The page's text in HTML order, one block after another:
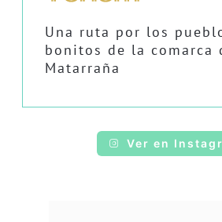
Una ruta por los
bonitos de la comarca
Matarraña
Ver en